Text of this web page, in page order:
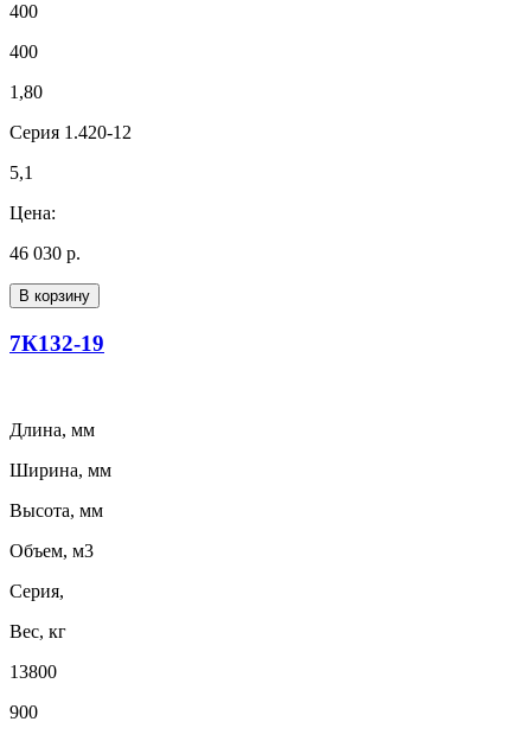
400
400
1,80
Серия 1.420-12
5,1
Цена:
46 030 р.
В корзину
7К132-19
Длина, мм
Ширина, мм
Высота, мм
Объем, м3
Серия,
Вес, кг
13800
900